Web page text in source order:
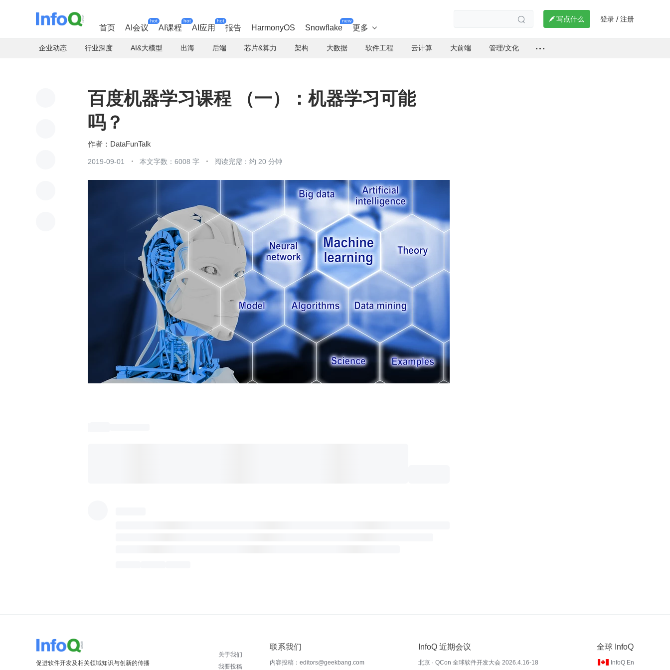
首页 AI会议
hot
AI课程
hot
AI应用
hot
报告 HarmonyOS Snowflake
new
更多 
  写点什么 登录 / 注册
企业动态 行业深度 AI&大模型 出海 后端 芯片&算力 架构 大数据 软件工程 云计算 大前端 管理/文化
百度机器学习课程 （一）：机器学习可能
吗？
DataFunTalk
2019-09-01 本文字数：6008 字 阅读完需：约 20 分钟
促进软件开发及相关领域知识与创新的传播
关于我们
我要投稿
联系我们
内容投稿：editors@geekbang.com
InfoQ 近期会议
北京 · QCon 全球软件开发大会 2026.4.16-18
全球 InfoQ
InfoQ En